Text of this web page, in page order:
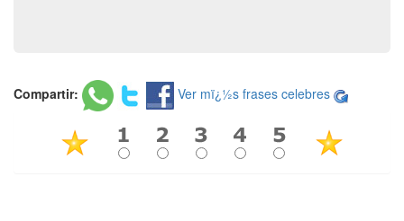
Compartir: Ver mï¿½s frases celebres